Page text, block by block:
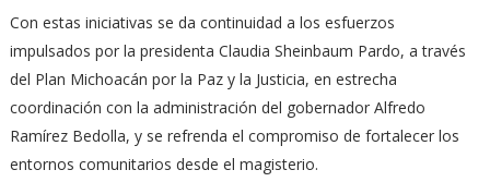
Con estas iniciativas se da continuidad a los esfuerzos
impulsados por la presidenta Claudia Sheinbaum Pardo, a través
del Plan Michoacán por la Paz y la Justicia, en estrecha
coordinación con la administración del gobernador Alfredo
Ramírez Bedolla, y se refrenda el compromiso de fortalecer los
entornos comunitarios desde el magisterio.